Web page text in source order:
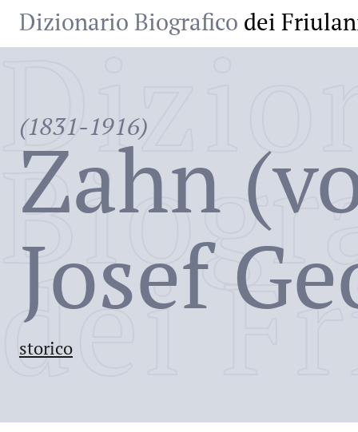
Dizionario Biografico dei
(1831-1916)
Zahn
Josef
storico
dei